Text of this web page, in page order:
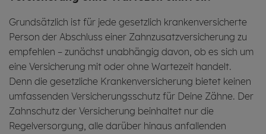
Grundsätzlich ist für jede gesetzlich krankenversicherte
Person der Abschluss einer Zahnzusatzversicherung zu
empfehlen – zunächst unabhängig davon, ob es sich um
eine Versicherung mit oder ohne Wartezeit handelt.
Denn die gesetzliche Krankenversicherung bietet keinen
umfassenden Versicherungsschutz für Deine Zähne. Der
Zahnschutz der Versicherung beinhaltet nur die
Regelversorgung, alle darüber hinaus anfallenden